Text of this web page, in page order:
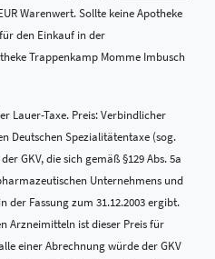
Warenwert. Sollte keine Apotheke
den Einkauf in der
Trappenkamp Momme Imbusch
Lauer-Taxe. Preis: Verbindlicher
Deutschen Spezialitätentaxe (sog.
GKV, die sich gemäß §129 Abs. 5a
Unternehmens und
Fassung zum 31.12.2003 ergibt.
Arzneimitteln ist dieser Preis für
einer Abrechnung würde der GKV